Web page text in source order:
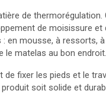
de thermorégulation.
de moisissure et
en mousse, à ressorts,
le matelas au bon endroit.
fixer les pieds et le
soit solide et